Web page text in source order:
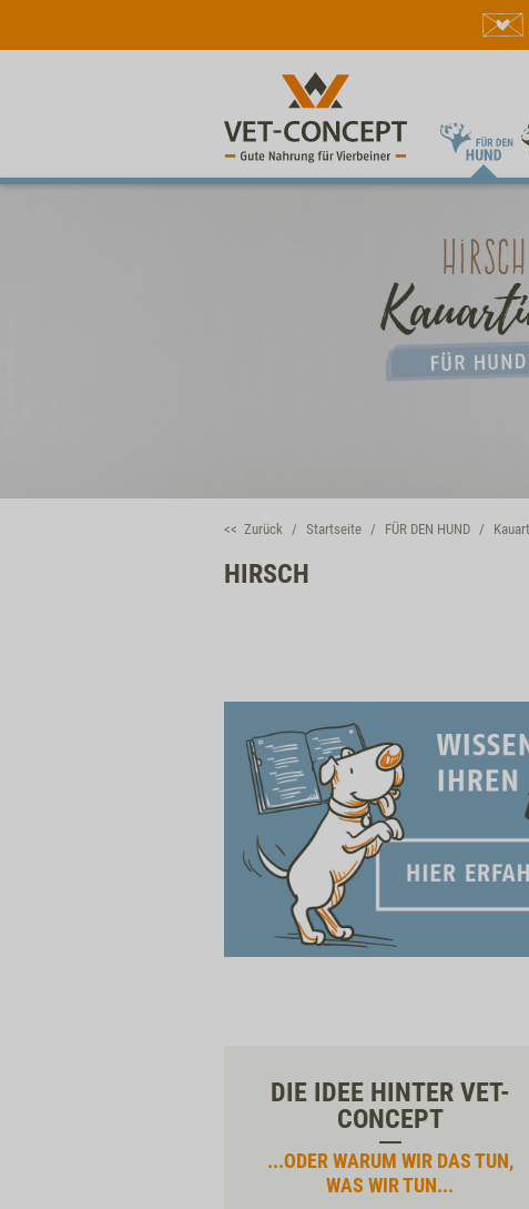
<< Zurück Startseite FÜR DEN HUND
HIRSCH
DIE IDEE HINTER VET-
CONCEPT
...ODER WARUM WIR DAS TUN,
WAS WIR TUN...